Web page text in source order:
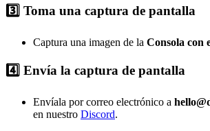
3️⃣ Toma una captura de pantalla
Captura una imagen de la Consola con
4️⃣ Envía la captura de pantalla
Envíala por correo electrónico a
en nuestro Discord.